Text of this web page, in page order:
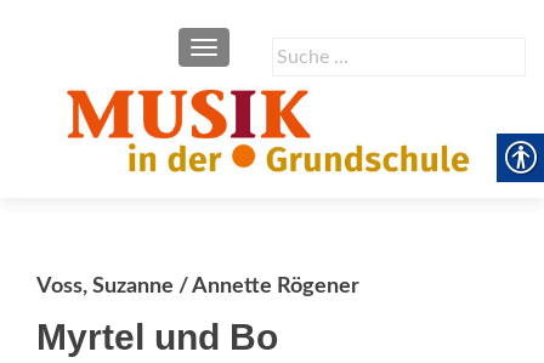
Suche
SCHALTE NAVIGATION
Voss, Suzanne / Annette Rögener
Myrtel und Bo